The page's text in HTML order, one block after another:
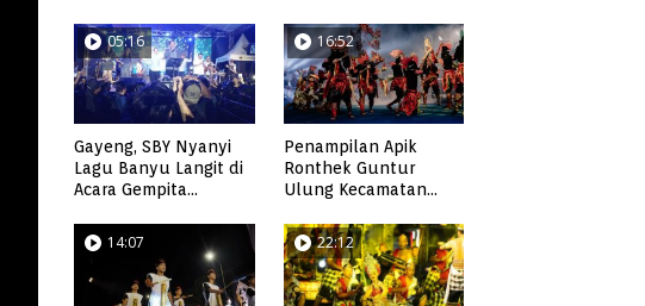
05:16
Gayeng, SBY Nyanyi
Lagu Banyu Langit di
Acara Gempita
16:52
Penampilan Apik
Ronthek Guntur
Ulung Kecamatan
14:07 22:12